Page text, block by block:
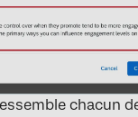
chacun